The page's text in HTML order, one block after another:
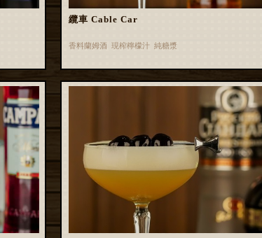
纜車 Cable Car
香料蘭姆酒 現榨檸檬汁 純糖漿